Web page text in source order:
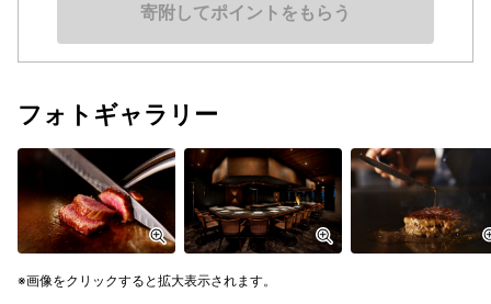
寄附してポイントをもらう
フォトギャラリー
画像をクリックすると拡大表示されます。